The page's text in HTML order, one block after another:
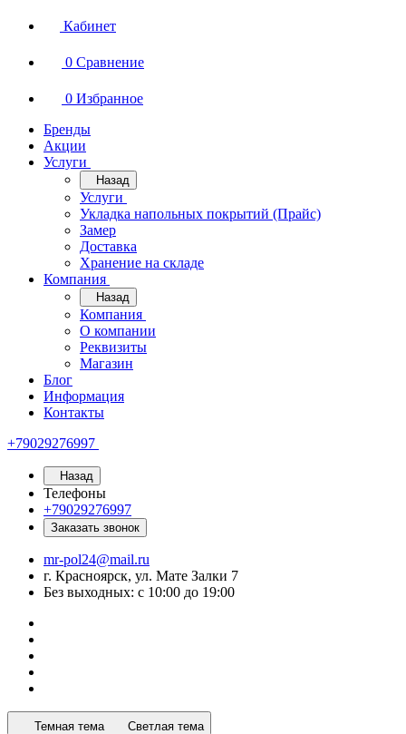
Кабинет
0 Сравнение
0 Избранное
Бренды
Акции
Услуги
Назад
Услуги
Укладка напольных покрытий (Прайс)
Замер
Доставка
Хранение на складе
Компания
Назад
Компания
О компании
Реквизиты
Магазин
Блог
Информация
Контакты
+79029276997
Назад
Телефоны
+79029276997
Заказать звонок
mr-pol24@mail.ru
г. Красноярск, ул. Мате Залки 7
Без выходных: с 10:00 до 19:00
Темная тема Светлая тема